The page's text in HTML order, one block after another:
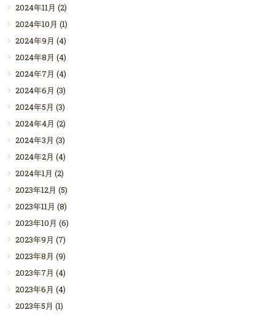
2024年11月 (2)
2024年10月 (1)
2024年9月 (4)
2024年8月 (4)
2024年7月 (4)
2024年6月 (3)
2024年5月 (3)
2024年4月 (2)
2024年3月 (3)
2024年2月 (4)
2024年1月 (2)
2023年12月 (5)
2023年11月 (8)
2023年10月 (6)
2023年9月 (7)
2023年8月 (9)
2023年7月 (4)
2023年6月 (4)
2023年5月 (1)